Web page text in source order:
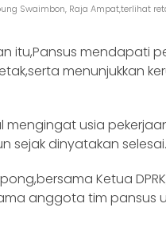
Swaimbon, Raja Ampat,terlihat
itu,Pansus mendapati
menunjukkan
mengingat usia
sejak dinyatakan selesai.
Ketua
anggota tim pansus